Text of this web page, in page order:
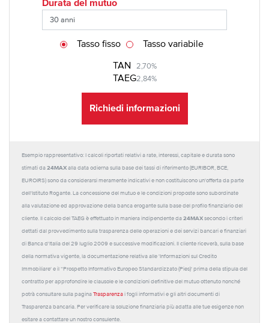
Durata del mutuo
TAN 2,70%
TAEG2,84%
Tasso fisso Tasso variabile
Richiedi informazioni
Esempio rappresentativo: I calcoli riportati relativi a rate, interessi, capitale e durata sono
stimati da 24MAX alla data odierna sulla base dei tassi di riferimento (EURIBOR, BCE,
EUROIRS) sono da considerarsi meramente indicativi e non costituiscono un'offerta da parte
dell'Istituto Rogante. La concessione del mutuo e le condizioni proposte sono subordinate
alla valutazione ed approvazione della banca erogante sulla base del profilo finanziario del
cliente. Il calcolo del TAEG è effettuato in maniera indipendente da 24MAX secondo i criteri
dettati dal provvedimento sulla trasparenza delle operazioni e dei servizi bancari e finanziari
di Banca d'Italia del 29 luglio 2009 e successive modificazioni. Il cliente riceverà, sulla base
della normativa vigente, la documentazione relativa alle 'Informazioni sul Credito
Immobiliare' e il “Prospetto Informativo Europeo Standardizzato (Pies)' prima della stipula del
contratto per approfondire le clausole e le condizioni definitive del mutuo ottenuto nonché
potrà consultare sulla pagina Trasparenza i fogli informativi e gli altri documenti di
Trasparenza bancaria. Per verificare la soluzione finanziaria più adatta alle tue esigenze non
esitare a contattare un nostro consulente.